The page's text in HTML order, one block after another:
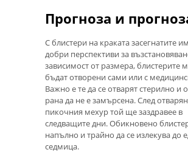
Прогноза и
С блистери на краката засегнатите
добри перспективи за
зависимост от размера, блистерите
бъдат отворени сами или с
Важно е те да се отварят стерилно и
рана да не е замърсена. След
пикочния мехур той ще заздравее в
следващите дни. Обикновено
напълно и трайно да се излекува до
седмица.